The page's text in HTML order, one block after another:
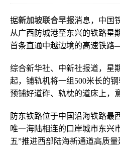
据新加坡联合早报消息，中国
从广西防城港至东兴的铁路星
首条直通中越边境的高速铁路
综合新华社、中新社报道，星
起，铺轨机将一组500米长的
预铺好道砟、轨枕的道床上，
防东铁路位于中国沿海铁路最
唯一海陆相连的口岸城市东兴
五”推进西部陆海新通道高质